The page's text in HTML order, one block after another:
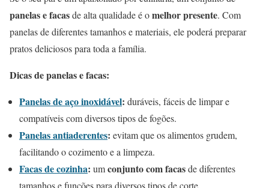
panelas e facasde alta qualidade é omelhor presente. Com
panelas de diferentes tamanhos e materiais, ele poderá preparar
pratos deliciosos para toda a família.
Dicas de panelas e facas:
Panelas de aço inoxidável: duráveis, fáceis de limpar e
compatíveis com diversos tipos de fogões.
Panelas antiaderentes: evitam que os alimentos grudem,
facilitando o cozimento e a limpeza.
Facas de cozinha: umconjunto com facasde diferentes
tamanhos e funções para diversos tipos de corte.